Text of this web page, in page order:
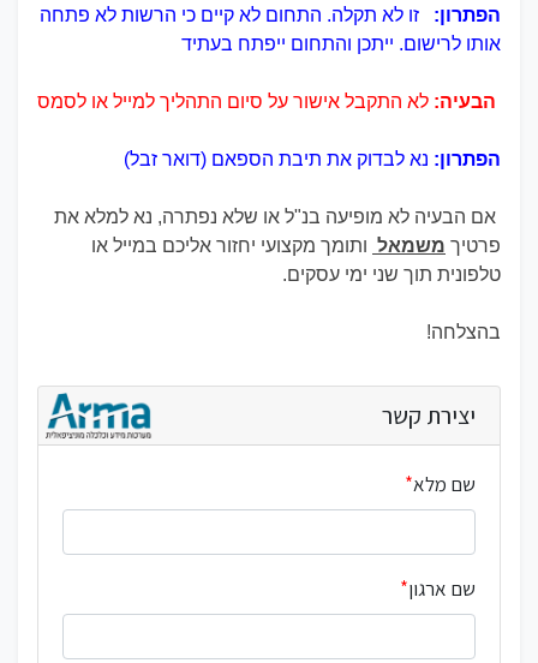
הפתרון: זו לא תקלה. התחום לא קיים כי הרשות לא פתחה
אותו לרישום. ייתכן והתחום ייפתח בעתיד
הבעיה: לא התקבל אישור על סיום התהליך למייל או לסמס
הפתרון: נא לבדוק את תיבת הספאם (דואר זבל)
אם הבעיה לא מופיעה בנ"ל או שלא נפתרה, נא למלא את
פרטיך משמאל ותומך מקצועי יחזור אליכם במייל או
טלפונית תוך שני ימי עסקים.
בהצלחה!
יצירת קשר
שם מלא
שם ארגון